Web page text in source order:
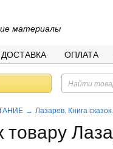
материалы
ДОСТАВКА ОПЛАТА
Лазарев. Книга
товару